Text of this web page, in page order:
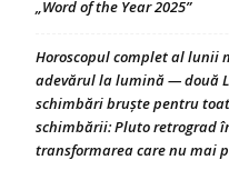
„Word of the Year 2025”
Horoscopul complet al lunii
adevărul la lumină — două
schimbări bruște pentru
schimbării: Pluto retrograd
transformarea care nu mai